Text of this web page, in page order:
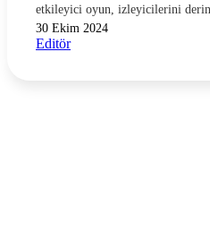
etkileyici oyun, izleyicilerini
30 Ekim 2024
Editör